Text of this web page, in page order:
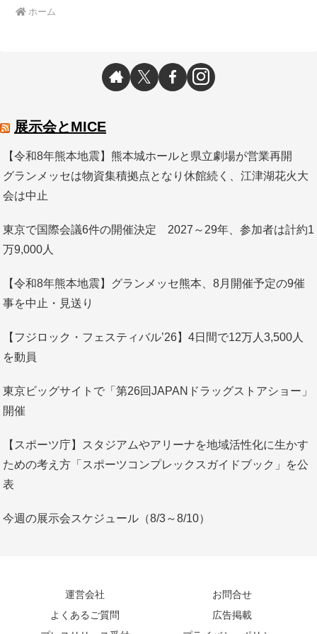
ホーム
展示会とMICE
【令和8年熊本地震】熊本城ホールと県立劇場が営業再開
グランメッセは物資集積拠点となり休館続く、江津湖花火大
会は中止
東京で国際会議6件の開催決定 2027～29年、参加者は計約1
万9,000人
【令和8年熊本地震】グランメッセ熊本、8月開催予定の9催
事を中止・見送り
【フジロック・フェスティバル’26】4日間で12万人3,500人
を動員
東京ビッグサイトで「第26回JAPANドラッグストアショー」
開催
【スポーツ庁】スタジアムやアリーナを地域活性化に生かす
ための考え方「スポーツコンプレックスガイドブック」を公
表
今週の展示会スケジュール（8/3～8/10）
運営会社
お問合せ
よくあるご質問
広告掲載